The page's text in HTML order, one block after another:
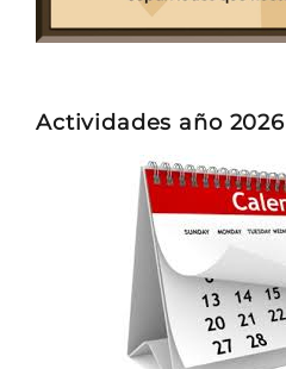
Actividades año 2026